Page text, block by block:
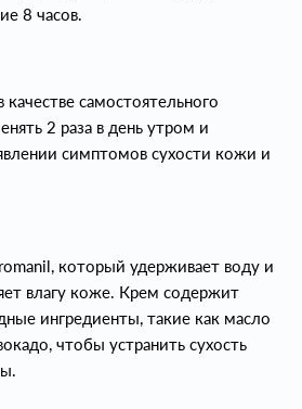
8 часов.
самостоятельного
2 раза в день утром и
симптомов сухости кожи и
который удерживает воду и
влагу коже. Крем содержит
ингредиенты, такие как масло
чтобы устранить сухость